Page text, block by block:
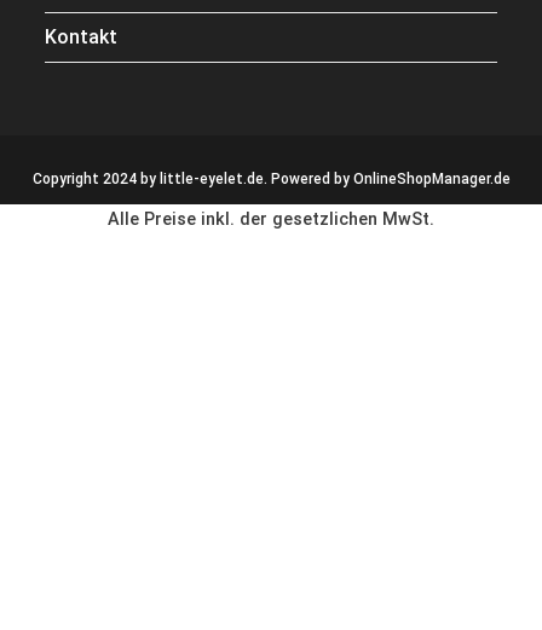
Kontakt
Copyright 2024 by little-eyelet.de. Powered by OnlineShopManager.de
Alle Preise inkl. der gesetzlichen MwSt.